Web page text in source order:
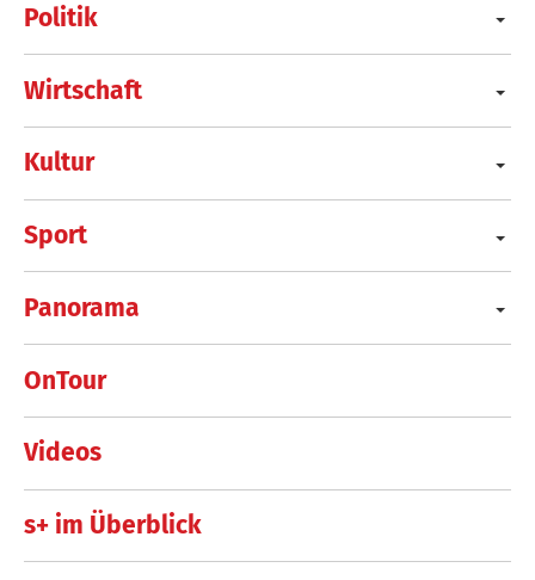
Politik
Wirtschaft
Kultur
Sport
Panorama
OnTour
Videos
s+ im Überblick